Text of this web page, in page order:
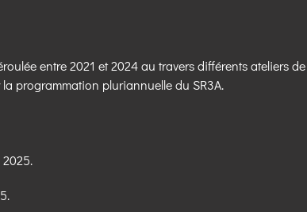
entre 2021 et 2024 au travers différents ateliers
programmation pluriannuelle du SR3A.
2025.